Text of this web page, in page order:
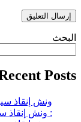
البحث
Posts
ونش إنقاذ
: ونش إنقاذ